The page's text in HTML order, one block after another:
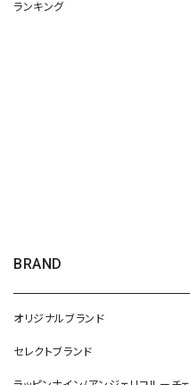
ランキング
BRAND
オリジナルブランド
セレクトブランド